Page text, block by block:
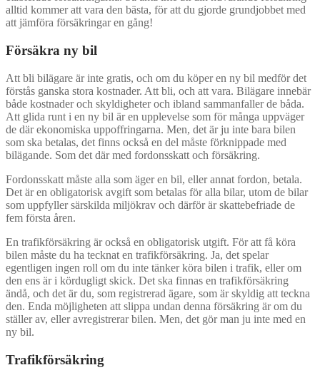
alltid kommer att vara den bästa, för att du gjorde grundjobbet med
att jämföra försäkringar en gång!
Försäkra ny bil
Att bli bilägare är inte gratis, och om du köper en ny bil medför det
förstås ganska stora kostnader. Att bli, och att vara. Bilägare innebär
både kostnader och skyldigheter och ibland sammanfaller de båda.
Att glida runt i en ny bil är en upplevelse som för många uppväger
de där ekonomiska uppoffringarna. Men, det är ju inte bara bilen
som ska betalas, det finns också en del måste förknippade med
bilägande. Som det där med fordonsskatt och försäkring.
Fordonsskatt måste alla som äger en bil, eller annat fordon, betala.
Det är en obligatorisk avgift som betalas för alla bilar, utom de bilar
som uppfyller särskilda miljökrav och därför är skattebefriade de
fem första åren.
En trafikförsäkring är också en obligatorisk utgift. För att få köra
bilen måste du ha tecknat en trafikförsäkring. Ja, det spelar
egentligen ingen roll om du inte tänker köra bilen i trafik, eller om
den ens är i kördugligt skick. Det ska finnas en trafikförsäkring
ändå, och det är du, som registrerad ägare, som är skyldig att teckna
den. Enda möjligheten att slippa undan denna försäkring är om du
ställer av, eller avregistrerar bilen. Men, det gör man ju inte med en
ny bil.
Trafikförsäkring